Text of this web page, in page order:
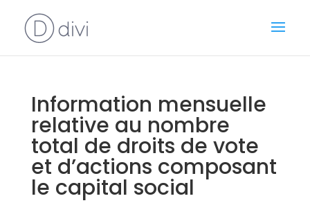
Information mensuelle
relative au nombre
total de droits de vote
et d’actions composant
le capital social